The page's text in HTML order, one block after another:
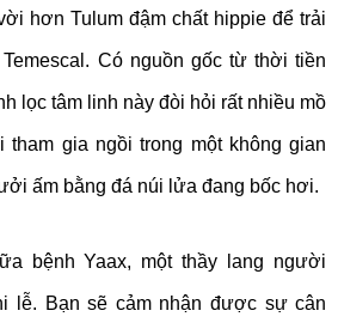
hơn Tulum đậm chất hippie để trải
Có nguồn gốc từ thời tiền
lọc tâm linh này đòi hỏi rất nhiều mồ
gia ngồi trong một không gian
ấm bằng đá núi lửa đang bốc hơi.
bệnh Yaax, một thầy lang người
lễ. Bạn sẽ cảm nhận được sự cân